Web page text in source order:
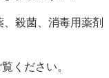
殺菌、消毒用薬剤
ください。